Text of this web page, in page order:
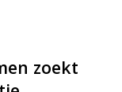
zoekt